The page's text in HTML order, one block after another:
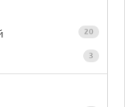
20
3